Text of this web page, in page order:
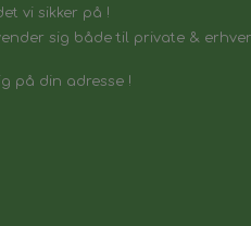
vi sikker på !
sig både til private &
på din adresse !